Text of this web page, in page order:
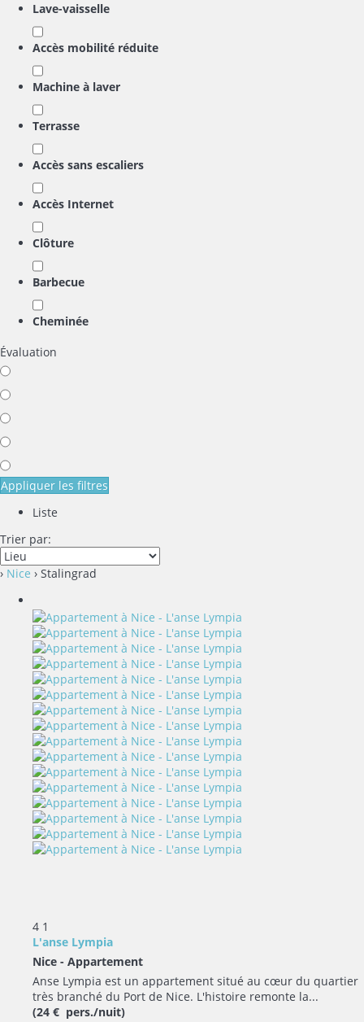
Lave-vaisselle
Accès mobilité réduite
Machine à laver
Terrasse
Accès sans escaliers
Accès Internet
Clôture
Barbecue
Cheminée
Évaluation
Appliquer les filtres
Liste
Trier par:
› Nice › Stalingrad
4 1
L'anse Lympia
Nice - Appartement
Anse Lympia est un appartement situé au cœur du quartier
très branché du Port de Nice. L'histoire remonte la...
(24 € pers./nuit)